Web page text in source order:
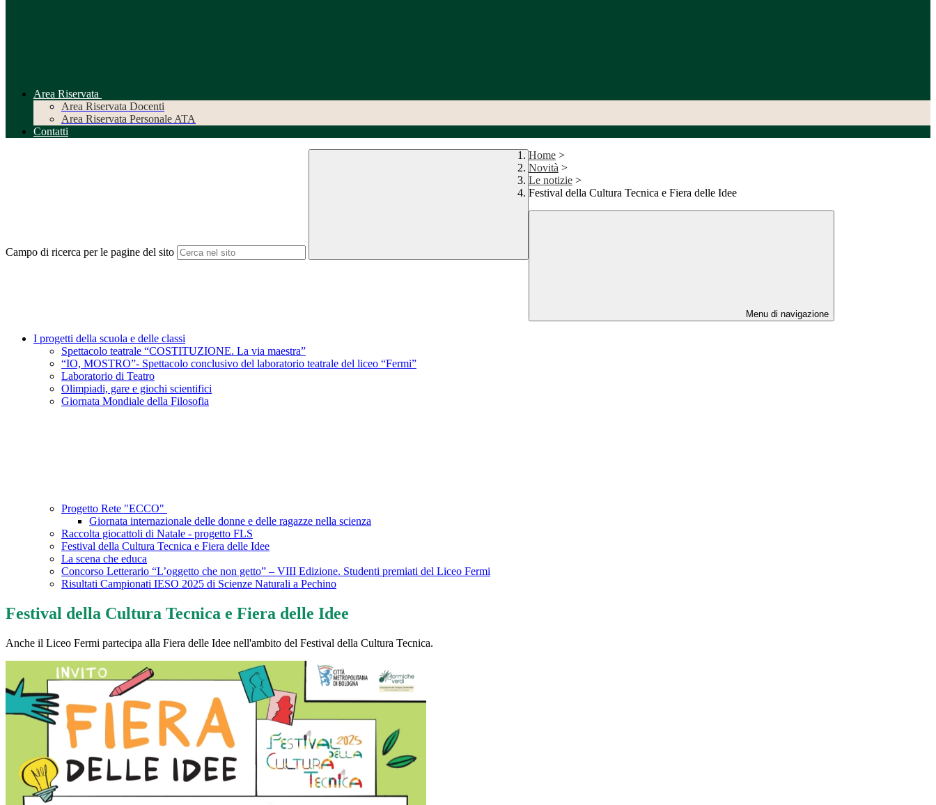
Area Riservata
Area Riservata Docenti
Area Riservata Personale ATA
Contatti
Campo di ricerca per le pagine del sito
Home >
Novità >
Le notizie >
Festival della Cultura Tecnica e Fiera delle Idee
Menu di navigazione
I progetti della scuola e delle classi
Spettacolo teatrale “COSTITUZIONE. La via maestra”
“IO, MOSTRO”- Spettacolo conclusivo del laboratorio teatrale del liceo “Fermi”
Laboratorio di Teatro
Olimpiadi, gare e giochi scientifici
Giornata Mondiale della Filosofia
Progetto Rete "ECCO"
Giornata internazionale delle donne e delle ragazze nella scienza
Raccolta giocattoli di Natale - progetto FLS
Festival della Cultura Tecnica e Fiera delle Idee
La scena che educa
Concorso Letterario “L’oggetto che non getto” – VIII Edizione. Studenti premiati del Liceo Fermi
Risultati Campionati IESO 2025 di Scienze Naturali a Pechino
Festival della Cultura Tecnica e Fiera delle Idee
Anche il Liceo Fermi partecipa alla Fiera delle Idee nell'ambito del Festival della Cultura Tecnica.